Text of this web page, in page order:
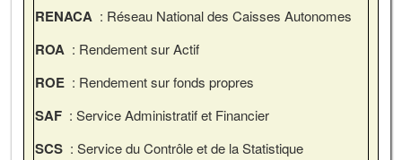
RENACA : Réseau National des Caisses Autonomes
ROA : Rendement sur Actif
ROE: Rendement sur fonds propres
SAF: Service Administratif et Financier
SCS: Service du Contrôle et de la Statistique